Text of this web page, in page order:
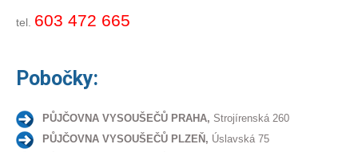
tel. 603 472 665
Pobočky:
PŮJČOVNA VYSOUŠEČŮ PRAHA, Strojírenská 260
PŮJČOVNA VYSOUŠEČŮ PLZEŇ, Úslavská 75